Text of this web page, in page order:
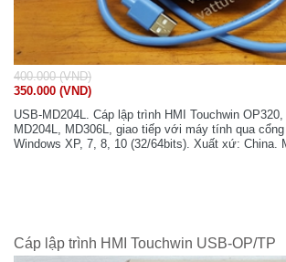
400.000 (VND)
350.000 (VND)
USB-MD204L. Cáp lập trình HMI Touchwin
MD204L, MD306L, giao tiếp với máy tính qua
Windows XP, 7, 8, 10 (32/64bits). Xuất xứ: China.
Cáp lập trình HMI Touchwin USB-OP/TP